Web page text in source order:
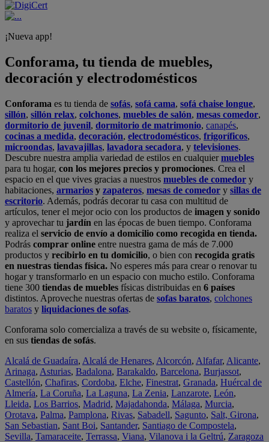
¡Nueva app!
Conforama, tu tienda de muebles,
decoración y electrodomésticos
Conforama es tu tienda de sofás, sofá cama, sofá chaise longue,
sillón, sillón relax, colchones, muebles de salón, mesas comedor,
dormitorio de juvenil, dormitorio de matrimonio, canapés,
cocinas a medida, decoración, electrodomésticos, frigoríficos,
microondas, lavavajillas, lavadora secadora, y televisiones.
Descubre nuestra amplia variedad de estilos en cualquiermuebles
para tu hogar, con los mejores precios y promociones. Crea el
espacio en el que vives gracias a nuestros muebles de comedor y
habitaciones, armarios y zapateros, mesas de comedor y sillas de
escritorio. Además, podrás decorar tu casa con multitud de
artículos, tener el mejor ocio con los productos de imagen y sonido
y aprovechar tu jardín en las épocas de buen tiempo. Conforama
realiza el servicio de envío a domicilio como recogida en tienda.
Podrás comprar online entre nuestra gama de más de 7.000
productos y recibirlo en tu domicilio, o bien con recogida gratis
en nuestras tiendas física. No esperes más para crear o renovar tu
hogar y transformarlo en un espacio con mucho estilo. Conforama
tiene 300 tiendas de muebles físicas distribuidas en 6 países
distintos. Aproveche nuestras ofertas de sofas baratos, colchones
baratos y liquidaciones de sofas.
Conforama solo comercializa a través de su website o, físicamente,
en sus tiendas de sofás.
Alcalá de Guadaíra, Alcalá de Henares, Alcorcón, Alfafar, Alicante,
Arinaga, Asturias, Badalona, Barakaldo, Barcelona, Burjassot,
Castellón, Chafiras, Cordoba, Elche, Finestrat, Granada, Huércal de
Almería, La Coruña, La Laguna, La Zenia, Lanzarote, León,
Lleida, Los Barrios, Madrid, Majadahonda, Málaga, Murcia,
Orotava, Palma, Pamplona, Rivas, Sabadell, Sagunto, Salt, Girona,
San Sebastian, Sant Boi, Santander, Santiago de Compostela,
Sevilla, Tamaraceite, Terrassa, Viana, Vilanova i la Geltrú, Zaragoza